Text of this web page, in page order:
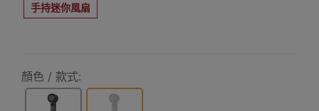
手持迷你風扇
顏色 / 款式: